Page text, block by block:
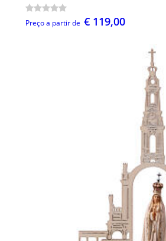
Preço a partir de € 119,00